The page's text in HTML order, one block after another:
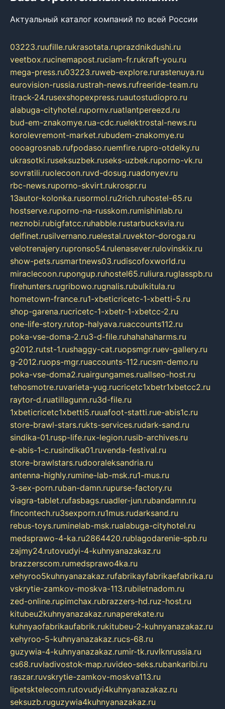
Актуальный каталог компаний по всей России
03223.ruufille.rukrasotata.ruprazdnikdushi.ru
veetbox.rucinemapost.ruciam-fr.rukraft-you.ru
mega-press.ru03223.ruweb-explore.rurastenuya.ru
eurovision-russia.rustrah-news.rufreeride-team.ru
itrack-24.rusexshopexpress.ruautostudiopro.ru
alabuga-cityhotel.rupornv.ruatlantpereezd.ru
bud-em-znakomye.rua-cdc.ruelektrostal-news.ru
korolevremont-market.rubudem-znakomye.ru
oooagrosnab.rufpodaso.ruemfire.rupro-otdelky.ru
ukrasotki.ruseksuzbek.ruseks-uzbek.ruporno-vk.ru
sovratili.ruolecoon.ruvd-dosug.ruadonyev.ru
rbc-news.ruporno-skvirt.rukrospr.ru
13autor-kolonka.rusormol.ru2rich.ruhostel-65.ru
hostserve.ruporno-na-russkom.rumishinlab.ru
neznobi.rubigfatcc.ruhabble.rustarbucksvia.ru
delfinet.rusilvernano.ruelestal.ruvektor-doroga.ru
velotrenajery.rupronso54.rulenasever.rulovinskix.ru
show-pets.rusmartnews03.rudiscofoxworld.ru
miraclecoon.rupongup.ruhostel65.ruliura.ruglasspb.ru
firehunters.rugribowo.rugnalis.rubulkitula.ru
hometown-france.ru1-xbeticricetc-1-xbetti-5.ru
shop-garena.rucricetc-1-xbetr-1-xbetcc-2.ru
one-life-story.rutop-halyava.ruaccounts112.ru
poka-vse-doma-2.ru3-d-file.ruhahahaharms.ru
g2012.rutst-1.rushaggy-cat.ruopsmgr.ruev-gallery.ru
g-2012.ruops-mgr.ruaccounts-112.rucsm-demo.ru
poka-vse-doma2.ruairgungames.ruallseo-host.ru
tehosmotre.ruvarieta-yug.rucricetc1xbetr1xbetcc2.ru
raytor-d.ruatillagunn.ru3d-file.ru
1xbeticricetc1xbetti5.ruuafoot-statti.rue-abis1c.ru
store-brawl-stars.rukts-services.rudark-sand.ru
sindika-01.rusp-life.rux-legion.rusib-archives.ru
e-abis-1-c.rusindika01.ruvenda-festival.ru
store-brawlstars.rudooraleksandria.ru
antenna-highly.rumine-lab-msk.ru1-mus.ru
3-sex-porn.ruban-damn.rupurse-factory.ru
viagra-tablet.rufasbags.ruadler-jun.rubandamn.ru
fincontech.ru3sexporn.ru1mus.rudarksand.ru
rebus-toys.ruminelab-msk.rualabuga-cityhotel.ru
medsprawo-4-ka.ru2864420.rublagodarenie-spb.ru
zajmy24.rutovudyi-4-kuhnyanazakaz.ru
brazzerscom.rumedsprawo4ka.ru
xehyroo5kuhnyanazakaz.rufabrikayfabrikaefabrika.ru
vskrytie-zamkov-moskva-113.rubiletnadom.ru
zed-online.rupimchax.rubrazzers-hd.ruz-host.ru
kitubeu2kuhnyanazakaz.runaperekate.ru
kuhnyaofabrikaufabrik.rukitubeu-2-kuhnyanazakaz.ru
xehyroo-5-kuhnyanazakaz.rucs-68.ru
guzywia-4-kuhnyanazakaz.rumir-tk.ruvlknrussia.ru
cs68.ruvladivostok-map.ruvideo-seks.rubankaribi.ru
raszar.ruvskrytie-zamkov-moskva113.ru
lipetsktelecom.rutovudyi4kuhnyanazakaz.ru
seksuzb.ruguzywia4kuhnyanazakaz.ru